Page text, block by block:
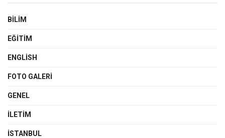
BILIM
EĞITIM
ENGLISH
FOTO GALERI
GENEL
İLETIM
İSTANBUL